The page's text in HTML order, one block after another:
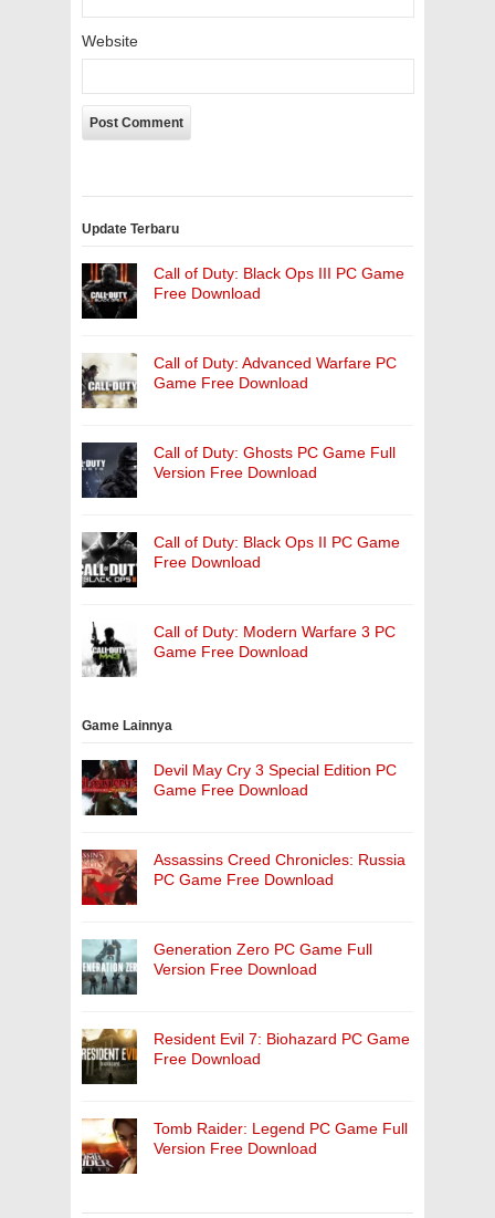
Website
Update Terbaru
Call of Duty: Black Ops III PC Game
Free Download
Call of Duty: Advanced Warfare PC
Game Free Download
Call of Duty: Ghosts PC Game Full
Version Free Download
Call of Duty: Black Ops II PC Game
Free Download
Call of Duty: Modern Warfare 3 PC
Game Free Download
Game Lainnya
Devil May Cry 3 Special Edition PC
Game Free Download
Assassins Creed Chronicles: Russia
PC Game Free Download
Generation Zero PC Game Full
Version Free Download
Resident Evil 7: Biohazard PC Game
Free Download
Tomb Raider: Legend PC Game Full
Version Free Download